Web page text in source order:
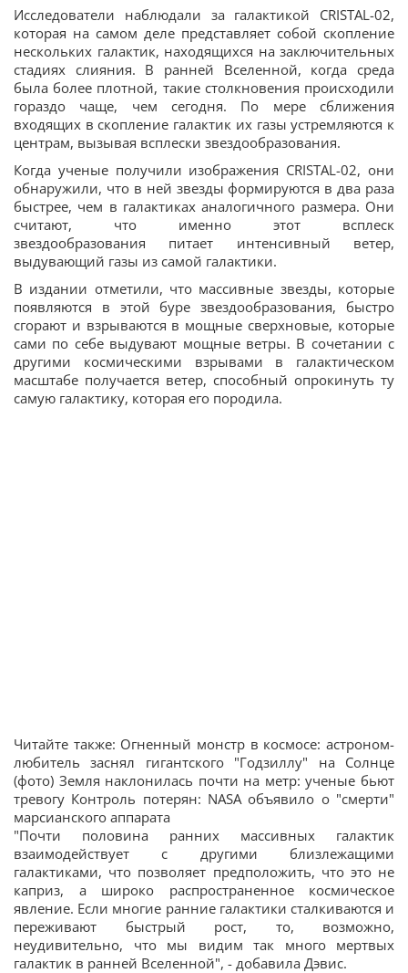
Исследователи наблюдали за галактикой CRISTAL-02,
которая на самом деле представляет собой скопление
нескольких галактик, находящихся на заключительных
стадиях слияния. В ранней Вселенной, когда среда
была более плотной, такие столкновения происходили
гораздо чаще, чем сегодня. По мере сближения
входящих в скопление галактик их газы устремляются к
центрам, вызывая всплески звездообразования.
Когда ученые получили изображения CRISTAL-02, они
обнаружили, что в ней звезды формируются в два раза
быстрее, чем в галактиках аналогичного размера. Они
считают, что именно этот всплеск
звездообразования питает интенсивный ветер,
выдувающий газы из самой галактики.
В издании отметили, что массивные звезды, которые
появляются в этой буре звездообразования, быстро
сгорают и взрываются в мощные сверхновые, которые
сами по себе выдувают мощные ветры. В сочетании с
другими космическими взрывами в галактическом
масштабе получается ветер, способный опрокинуть ту
самую галактику, которая его породила.
Читайте также: Огненный монстр в космосе: астроном-
любитель заснял гигантского "Годзиллу" на Солнце
(фото) Земля наклонилась почти на метр: ученые бьют
тревогу Контроль потерян: NASA объявило о "смерти"
марсианского аппарата
"Почти половина ранних массивных галактик
взаимодействует с другими близлежащими
галактиками, что позволяет предположить, что это не
каприз, а широко распространенное космическое
явление. Если многие ранние галактики сталкиваются и
переживают быстрый рост, то, возможно,
неудивительно, что мы видим так много мертвых
галактик в ранней Вселенной", - добавила Дэвис.